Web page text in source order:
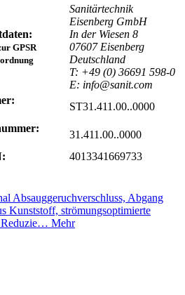
GPSR
Sanitärtechnik
Eisenberg GmbH
In der Wiesen 8
07607 Eisenberg
Deutschland
T: +49 (0) 36691 598-0
E: info@sanit.com
ST31.411.00..0000
31.411.00..0000
4013341669733
Absauggeruchverschluss, Abgang
Kunststoff, strömungsoptimierte
Reduzie… Mehr